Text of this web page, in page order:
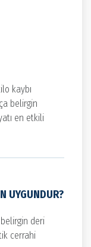
kaybı
belirgin
en etkili
UYGUNDUR?
deri
cerrahi